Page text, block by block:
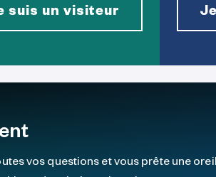
suis un visiteur
vos questions et vous prête une